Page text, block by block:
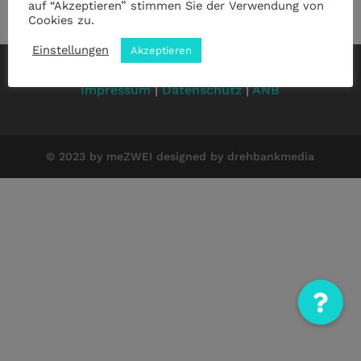
Impressum|Datenschutz|ANB
© 2023 by meZWEI designed by drehbankmedia
auf “Akzeptieren” stimmen Sie der Verwendung von
Cookies zu.
Einstellungen Akzeptieren